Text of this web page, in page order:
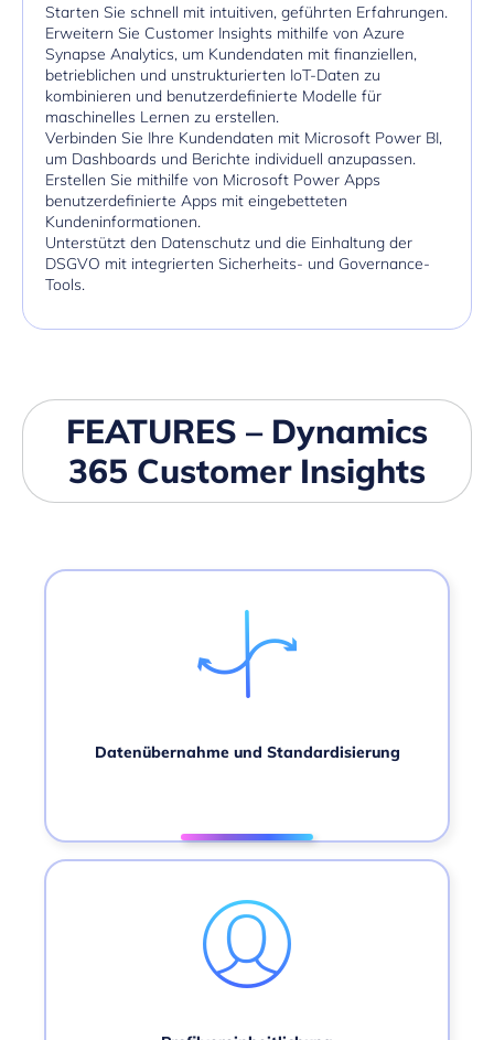
Starten Sie schnell mit intuitiven, geführten Erfahrungen.
Erweitern Sie Customer Insights mithilfe von Azure
Synapse Analytics, um Kundendaten mit finanziellen,
betrieblichen und unstrukturierten IoT-Daten zu
kombinieren und benutzerdefinierte Modelle für
maschinelles Lernen zu erstellen.
Verbinden Sie Ihre Kundendaten mit Microsoft Power BI,
um Dashboards und Berichte individuell anzupassen.
Erstellen Sie mithilfe von Microsoft Power Apps
benutzerdefinierte Apps mit eingebetteten
Kundeninformationen.
Unterstützt den Datenschutz und die Einhaltung der
DSGVO mit integrierten Sicherheits- und Governance-
Tools.
FEATURES – Dynamics
365 Customer Insights
Datenübernahme und Standardisierung